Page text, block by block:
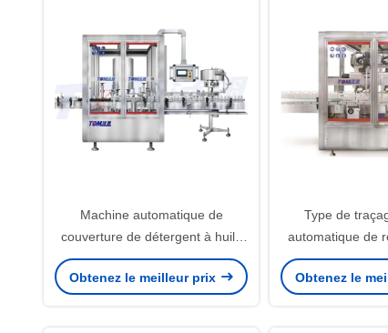
Machine automatique de
couverture de détergent à huile
de pesticide de 3000-6000 BPH
FXX-6B
Obtenez le meilleur prix
Type de
automatique de
d'enveloppe
Obtenez le